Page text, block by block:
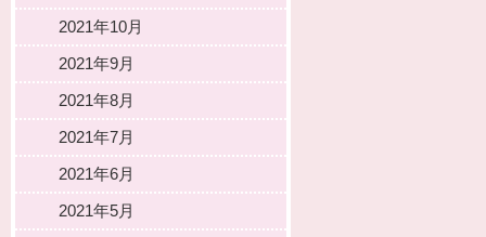
2021年10月
2021年9月
2021年8月
2021年7月
2021年6月
2021年5月